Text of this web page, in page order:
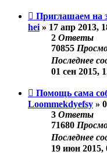
Приглашаем на
hei » 17 апр 2013,
2 Ответы
70855
Последнее
01 сен 2015,
Помощь сама
Loommekdyefsy »
3 Ответы
71680
Последнее
19 июн 2015,